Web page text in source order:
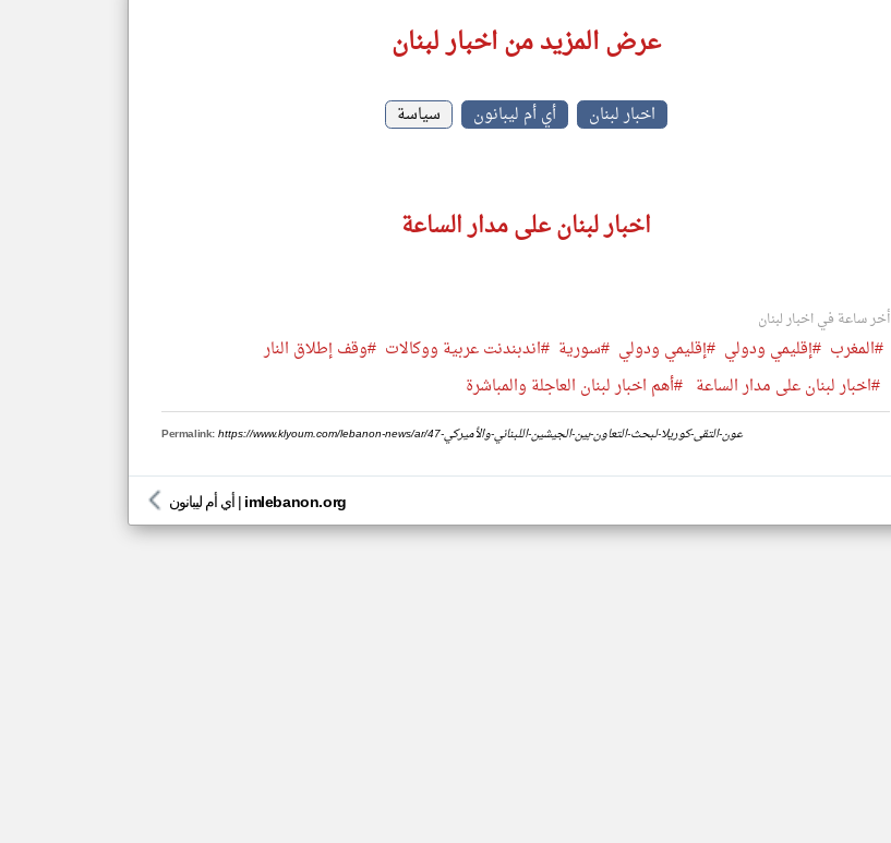
عرض المزيد من اخبار لبنان
اخبار لبنان أي أم ليبانون سياسة
اخبار لبنان على مدار الساعة
أخر ساعة في اخبار لبنان
#المغرب #إقليمي ودولي #إقليمي ودولي #سورية #اندبندنت عربية ووكالات #وقف إطلاق النار
#اخبار لبنان على مدار الساعة #أهم اخبار لبنان العاجلة والمباشرة
Permalink: https://www.klyoum.com/lebanon-news/ar/47-عون-التقى-كوريلا-لبحث-التعاون-بين-الجيشين-اللبناني-والأميركي
أي أم ليبانون | imlebanon.org